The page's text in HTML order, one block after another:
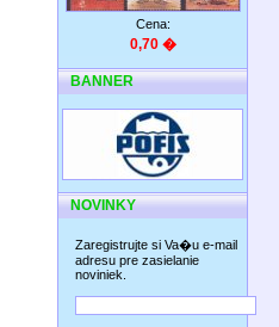
Cena:
0,70 �
BANNER
NOVINKY
Zaregistrujte si Va�u e-mail
adresu pre zasielanie
noviniek.